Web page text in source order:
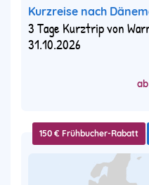
Kurzreise nach
3 Tage Kurztrip von
31.10.2026
ab
150 € Frühbucher-Rabatt